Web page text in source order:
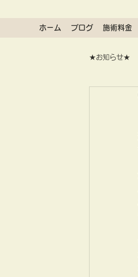
ホーム ブログ 施術料金
★お知らせ★